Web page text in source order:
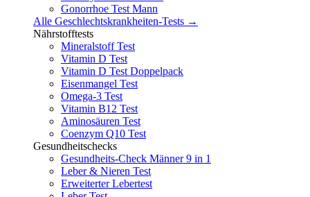
Gonorrhoe Test Mann
Alle Geschlechtskrankheiten-Tests →
Nährstofftests
Mineralstoff Test
Vitamin D Test
Vitamin D Test Doppelpack
Eisenmangel Test
Omega-3 Test
Vitamin B12 Test
Aminosäuren Test
Coenzym Q10 Test
Gesundheitschecks
Gesundheits-Check Männer 9 in 1
Leber & Nieren Test
Erweiterter Lebertest